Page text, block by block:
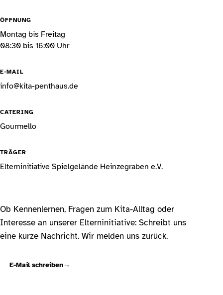
ÖFFNUNG
Montag bis Freitag
08:30 bis 16:00 Uhr
E-MAIL
info@kita-penthaus.de
CATERING
Gourmello
TRÄGER
Elterninitiative Spielgelände Heinzegraben e.V.
Ob Kennenlernen, Fragen zum Kita-Alltag oder
Interesse an unserer Elterninitiative: Schreibt uns
eine kurze Nachricht. Wir melden uns zurück.
E-Mail schreiben→